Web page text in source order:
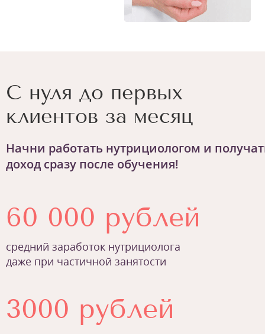
С нуля до первых
клиентов за месяц
Начни работать нутрициологом и
доход сразу после обучения!
60 000 рублей
средний заработок нутрициолога
даже при частичной занятости
3000 рублей